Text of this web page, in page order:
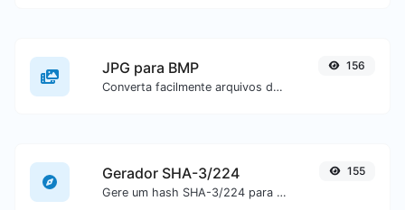
JPG para BMP
Converta facilmente arquivos de imagem JPG para BMP.
156
Gerador SHA-3/224
Gere um hash SHA-3/224 para qualquer entrada de texto.
155